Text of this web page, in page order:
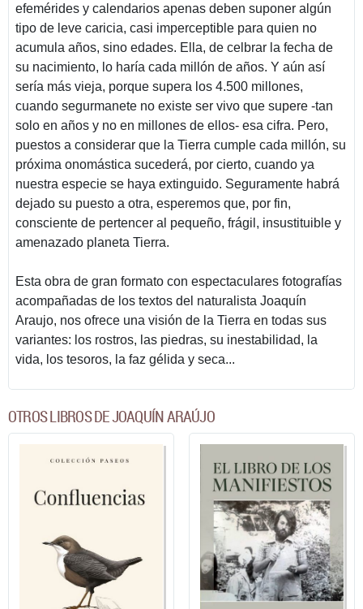
efemérides y calendarios apenas deben suponer algún
tipo de leve caricia, casi imperceptible para quien no
acumula años, sino edades. Ella, de celbrar la fecha de
su nacimiento, lo haría cada millón de años. Y aún así
sería más vieja, porque supera los 4.500 millones,
cuando segurmanete no existe ser vivo que supere -tan
solo en años y no en millones de ellos- esa cifra. Pero,
puestos a considerar que la Tierra cumple cada millón, su
próxima onomástica sucederá, por cierto, cuando ya
nuestra especie se haya extinguido. Seguramente habrá
dejado su puesto a otra, esperemos que, por fin,
consciente de pertencer al pequeño, frágil, insustituible y
amenazado planeta Tierra.
Esta obra de gran formato con espectaculares fotografías
acompañadas de los textos del naturalista Joaquín
Araujo, nos ofrece una visión de la Tierra en todas sus
variantes: los rostros, las piedras, su inestabilidad, la
vida, los tesoros, la faz gélida y seca...
OTROS LIBROS DE JOAQUÍN ARAÚJO